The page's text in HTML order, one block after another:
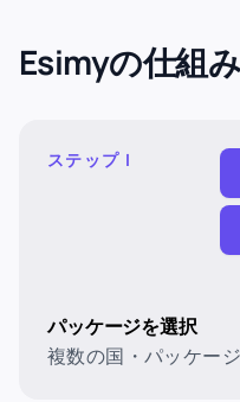
Esimyの仕組み
ステップ I
パッケージを選択
複数の国・パッケー